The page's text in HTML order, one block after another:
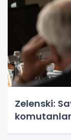
Zelenski: